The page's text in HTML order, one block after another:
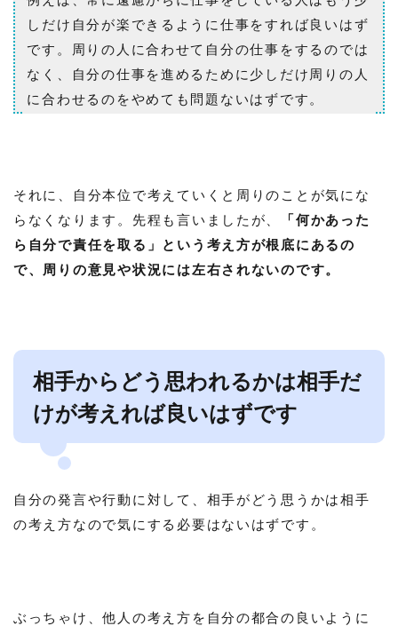
しだけ自分が楽できるように仕事をすれば良いはず
です。周りの人に合わせて自分の仕事をするのでは
なく、自分の仕事を進めるために少しだけ周りの人
に合わせるのをやめても問題ないはずです。
それに、自分本位で考えていくと周りのことが気にな
らなくなります。先程も言いましたが、
「何かあった
ら自分で責任を取る」という考え方が根底にあるの
で、周りの意見や状況には左右されないのです。
相手からどう思われるかは相手だ
けが考えれば良いはずです
自分の発言や行動に対して、相手がどう思うかは相手
の考え方なので気にする必要はないはずです。
ぶっちゃけ、他人の考え方を自分の都合の良いように